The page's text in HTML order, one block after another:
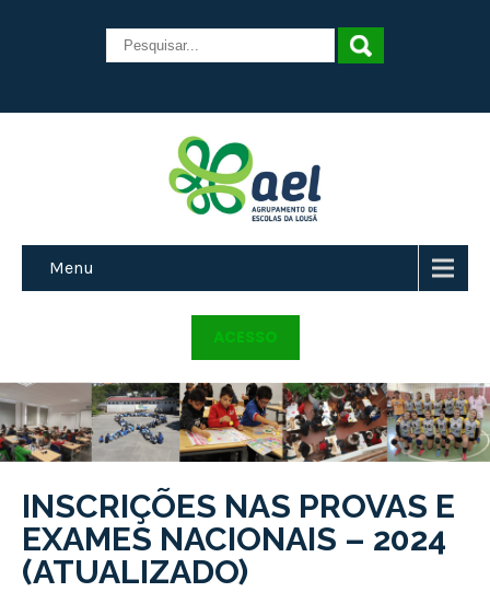
Menu
ACESSO
INSCRIÇÕES NAS PROVAS E
EXAMES NACIONAIS – 2024
(ATUALIZADO)